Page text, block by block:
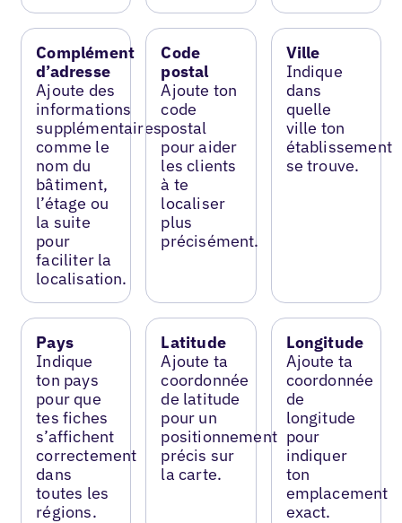
Complément
d’adresse
Ajoute des
informations
supplémentaires
comme le
nom du
bâtiment,
l’étage ou
la suite
pour
faciliter la
localisation.
Code
postal
Ajoute ton
code
postal
pour aider
les clients
à te
localiser
plus
précisément.
Ville
Indique
dans
quelle
ville ton
établissement
se trouve.
Pays
Indique
ton pays
pour que
tes fiches
s’affichent
correctement
dans
toutes les
régions.
Latitude
Ajoute ta
coordonnée
de latitude
pour un
positionnement
précis sur
la carte.
Longitude
Ajoute ta
coordonnée
de
longitude
pour
indiquer
ton
emplacement
exact.